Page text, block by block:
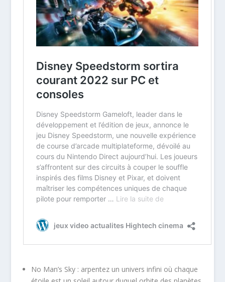
No Man’s Sky : arpentez un univers infini où chaque